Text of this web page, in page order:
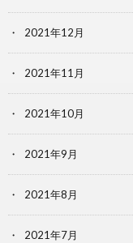
2021年12月
2021年11月
2021年10月
2021年9月
2021年8月
2021年7月